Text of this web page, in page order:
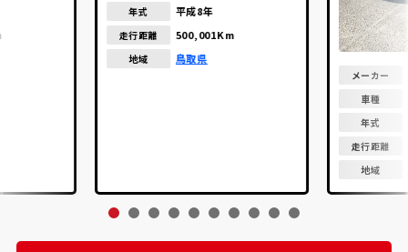
年式 平成8年
走行距離 500,001Km
地域 鳥取県
メーカー
車種
年式
走行距離
地域